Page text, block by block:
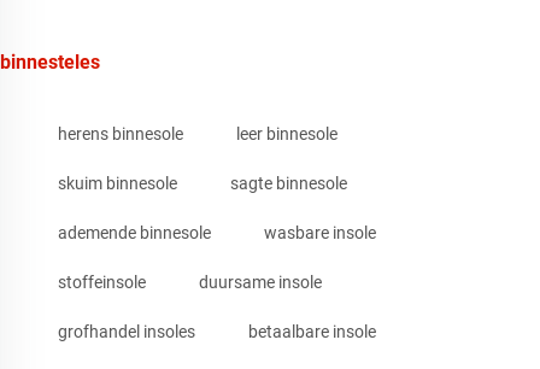
binnesteles
herens binnesole leer binnesole
skuim binnesole sagte binnesole
ademende binnesole wasbare insole
stoffeinsole duursame insole
grofhandel insoles betaalbare insole